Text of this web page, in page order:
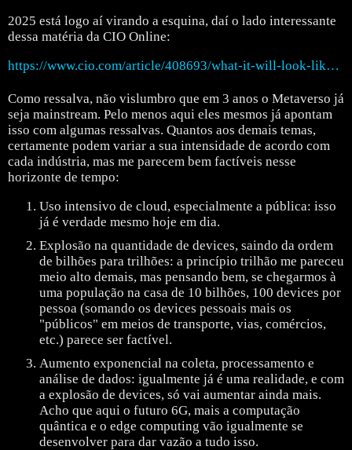
2025 está logo aí virando a esquina, daí o lado interessante
dessa matéria da CIO Online:
https://www.cio.com/article/408693/what-it-will-look-like-in-2025.html
Como ressalva, não vislumbro que em 3 anos o Metaverso já
seja mainstream. Pelo menos aqui eles mesmos já apontam
isso com algumas ressalvas. Quantos aos demais temas,
certamente podem variar a sua intensidade de acordo com
cada indústria, mas me parecem bem factíveis nesse
horizonte de tempo:
Uso intensivo de cloud, especialmente a pública: isso
já é verdade mesmo hoje em dia.
Explosão na quantidade de devices, saindo da ordem
de bilhões para trilhões: a princípio trilhão me pareceu
meio alto demais, mas pensando bem, se chegarmos à
uma população na casa de 10 bilhões, 100 devices por
pessoa (somando os devices pessoais mais os
"públicos" em meios de transporte, vias, comércios,
etc.) parece ser factível.
Aumento exponencial na coleta, processamento e
análise de dados: igualmente já é uma realidade, e com
a explosão de devices, só vai aumentar ainda mais.
Acho que aqui o futuro 6G, mais a computação
quântica e o edge computing vão igualmente se
desenvolver para dar vazão a tudo isso.